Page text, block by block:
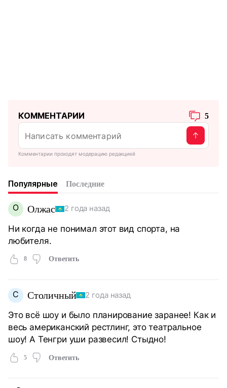
КОММЕНТАРИИ 5
Комментарии проходят модерацию редакцией
Популярные Последние
О Олжас 2 года назад
Ни когда не понимал этот вид спорта, на
любителя.
8 Ответить
С Столичный 2 года назад
Это всё шоу и было планирование заранее! Как и
весь американский рестлинг, это театральное
шоу! А Тенгри уши развесил! Стыдно!
5 Ответить